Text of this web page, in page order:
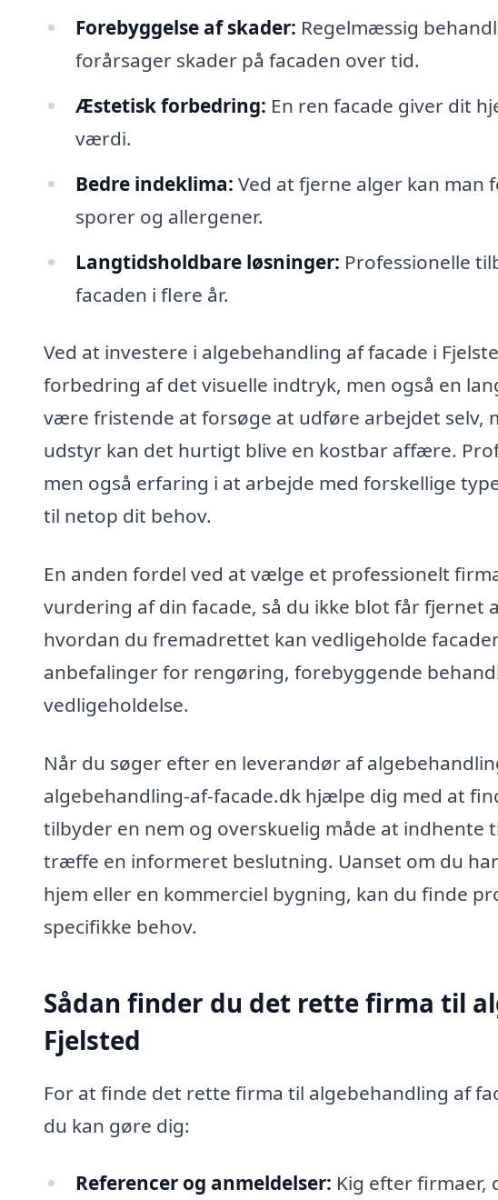
Forebyggelse af skader: Regelmæssig
forårsager skader på facaden over tid.
Æstetisk forbedring: En ren facade giver dit
værdi.
Bedre indeklima: Ved at fjerne alger kan man
sporer og allergener.
Langtidsholdbare løsninger: Professionelle
facaden i flere år.
Ved at investere i algebehandling af facade i
forbedring af det visuelle indtryk, men også en
være fristende at forsøge at udføre arbejdet selv,
udstyr kan det hurtigt blive en kostbar affære.
men også erfaring i at arbejde med forskellige
til netop dit behov.
En anden fordel ved at vælge et professionelt
vurdering af din facade, så du ikke blot får fjernet
hvordan du fremadrettet kan vedligeholde
anbefalinger for rengøring, forebyggende
vedligeholdelse.
Når du søger efter en leverandør af
algebehandling-af-facade.dk hjælpe dig med at
tilbyder en nem og overskuelig måde at indhente
træffe en informeret beslutning. Uanset om du
hjem eller en kommerciel bygning, kan du finde
specifikke behov.
Sådan finder du det rette firma til
Fjelsted
For at finde det rette firma til algebehandling af
du kan gøre dig:
Referencer og anmeldelser: Kig efter firmaer,